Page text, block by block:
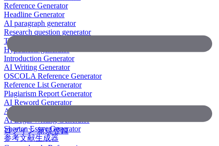
Reference Generator
Headline Generator
AI paragraph generator
Research question generator
Thesis paragraph generator
Hypothesis generator
Introduction Generator
AI Writing Generator
OSCOLA Reference Generator
Reference List Generator
Plagiarism Report Generator
AI Reword Generator
AI Bullet Point Generator
AI Legal Writing Generator
Shorten Essay Generator
参考文献生成器
ログイン新規登録